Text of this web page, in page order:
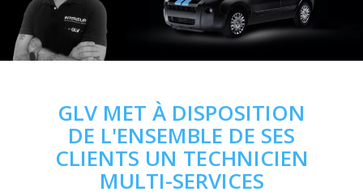
GLV MET À DISPOSITION
DE L'ENSEMBLE DE SES
CLIENTS UN TECHNICIEN
MULTI-SERVICES